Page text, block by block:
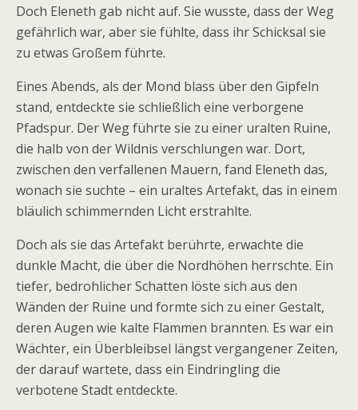
Doch Eleneth gab nicht auf. Sie wusste, dass der Weg
gefährlich war, aber sie fühlte, dass ihr Schicksal sie
zu etwas Großem führte.
Eines Abends, als der Mond blass über den Gipfeln
stand, entdeckte sie schließlich eine verborgene
Pfadspur. Der Weg führte sie zu einer uralten Ruine,
die halb von der Wildnis verschlungen war. Dort,
zwischen den verfallenen Mauern, fand Eleneth das,
wonach sie suchte – ein uraltes Artefakt, das in einem
bläulich schimmernden Licht erstrahlte.
Doch als sie das Artefakt berührte, erwachte die
dunkle Macht, die über die Nordhöhen herrschte. Ein
tiefer, bedrohlicher Schatten löste sich aus den
Wänden der Ruine und formte sich zu einer Gestalt,
deren Augen wie kalte Flammen brannten. Es war ein
Wächter, ein Überbleibsel längst vergangener Zeiten,
der darauf wartete, dass ein Eindringling die
verbotene Stadt entdeckte.